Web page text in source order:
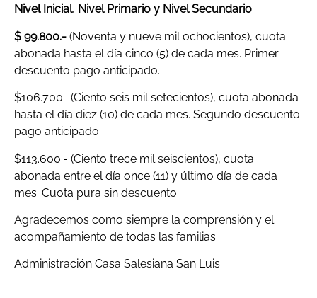
Nivel Inicial, Nivel Primario y Nivel Secundario
$ 99.800.- (Noventa y nueve mil ochocientos), cuota
abonada hasta el día cinco (5) de cada mes. Primer
descuento pago anticipado.
$106.700- (Ciento seis mil setecientos), cuota abonada
hasta el día diez (10) de cada mes. Segundo descuento
pago anticipado.
$113.600.- (Ciento trece mil seiscientos), cuota
abonada entre el día once (11) y último día de cada
mes. Cuota pura sin descuento.
Agradecemos como siempre la comprensión y el
acompañamiento de todas las familias.
Administración Casa Salesiana San Luis